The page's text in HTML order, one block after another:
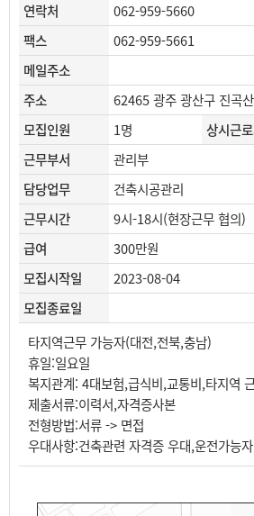
연락처
062-959-5660
팩스
062-959-5661
메일주소
주소
62465 광주 광산구 진곡
모집인원
1명 상시근
근무부서
관리부
담당업무
건축시공관리
근무시간
9시-18시(현장근무 협의)
급여
300만원
모집시작일
2023-08-04
모집종료일
타지역근무 가능자(대전,전북,충남)
휴일:일요일
복지관계: 4대보험,급식비,교통비,타지역
제출서류:이력서,자격증사본
전형방법:서류 -> 면접
우대사항:건축관련 자격증 우대,운전가능